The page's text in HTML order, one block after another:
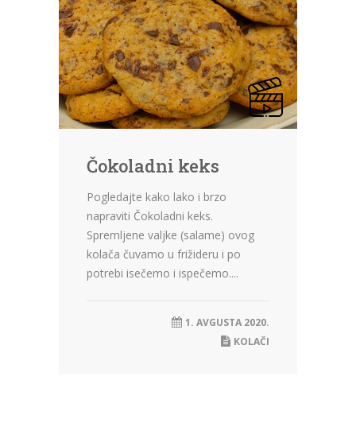
Čokoladni keks
Pogledajte kako lako i brzo
napraviti Čokoladni keks.
Spremljene valjke (salame) ovog
kolača čuvamo u frižideru i po
potrebi isečemo i ispečemo....
1. AVGUSTA 2020.
KOLAČI